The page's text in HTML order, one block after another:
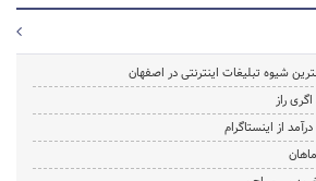
شیوه تبلیغات اینترنتی در اصفهان
راز
از اینستاگرام